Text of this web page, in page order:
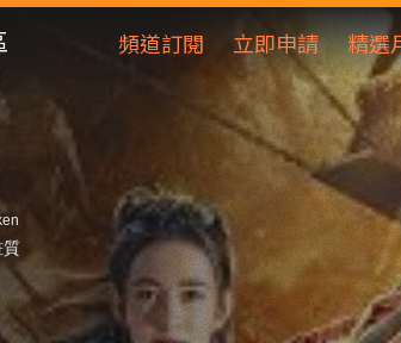
頻道訂閱 立即申請 精選
質